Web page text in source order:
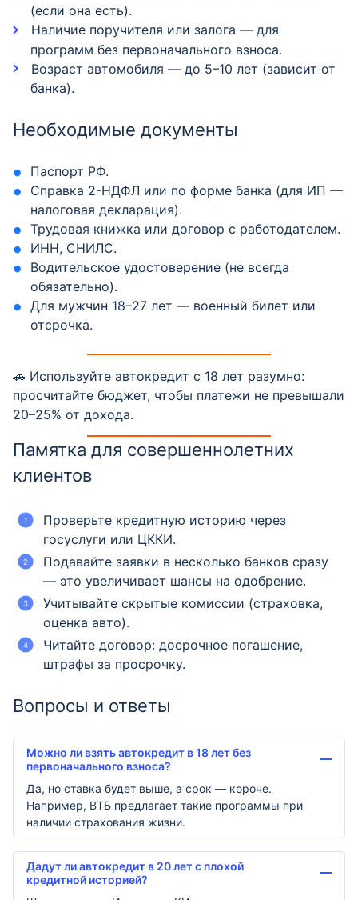
(если она есть).
Наличие поручителя или залога — для
программ без первоначального взноса.
Возраст автомобиля — до 5–10 лет (зависит от
банка).
Необходимые документы
Паспорт РФ.
Справка 2-НДФЛ или по форме банка (для ИП —
налоговая декларация).
Трудовая книжка или договор с работодателем.
ИНН, СНИЛС.
Водительское удостоверение (не всегда
обязательно).
Для мужчин 18–27 лет — военный билет или
отсрочка.
🚗 Используйте автокредит с 18 лет разумно:
просчитайте бюджет, чтобы платежи не превышали
20–25% от дохода.
Памятка для совершеннолетних
клиентов
Проверьте кредитную историю через
госуслуги или ЦККИ.
Подавайте заявки в несколько банков сразу
— это увеличивает шансы на одобрение.
Учитывайте скрытые комиссии (страховка,
оценка авто).
Читайте договор: досрочное погашение,
штрафы за просрочку.
Вопросы и ответы
Можно ли взять автокредит в 18 лет без
первоначального взноса?
Да, но ставка будет выше, а срок — короче.
Например, ВТБ предлагает такие программы при
наличии страхования жизни.
Дадут ли автокредит в 20 лет с плохой
кредитной историей?